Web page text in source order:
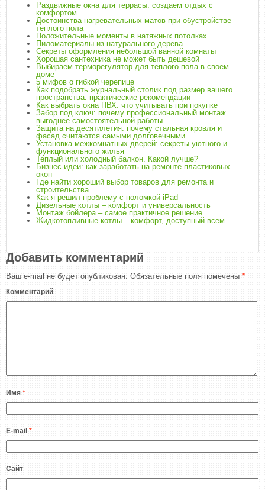
Раздвижные окна для террасы: создаем отдых с
комфортом
Достоинства нагревательных матов при обустройстве
теплого пола
Положительные моменты в натяжных потолках
Пиломатериалы из натурального дерева
Секреты оформления небольшой ванной комнаты
Хорошая сантехника не может быть дешевой
Выбираем терморегулятор для теплого пола в своем
доме
5 мифов о гибкой черепице
Как подобрать журнальный столик под размер вашего
пространства: практические рекомендации
Как выбрать окна ПВХ: что учитывать при покупке
Забор под ключ: почему профессиональный монтаж
выгоднее самостоятельной работы
Защита на десятилетия: почему стальная кровля и
фасад считаются самыми долговечными
Установка межкомнатных дверей: секреты уютного и
функционального жилья
Теплый или холодный балкон. Какой лучше?
Бизнес-идеи: как заработать на ремонте пластиковых
окон
Где найти хороший выбор товаров для ремонта и
строительства
Как я решил проблему с поломкой iPad
Дизельные котлы – комфорт и универсальность
Монтаж бойлера – самое практичное решение
Жидкотопливные котлы – комфорт, доступный всем
Добавить комментарий
Ваш e-mail не будет опубликован. Обязательные поля помечены *
Комментарий
Имя *
E-mail *
Сайт